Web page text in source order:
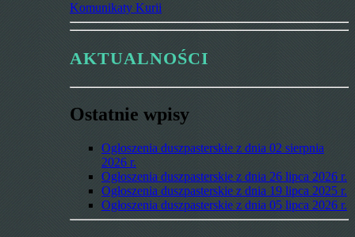
Komunikaty Kurii
AKTUALNOŚCI
Ostatnie wpisy
Ogłoszenia duszpasterskie z dnia 02 sierpnia
2026 r.
Ogłoszenia duszpasterskie z dnia 26 lipca 2026 r.
Ogłoszenia duszpasterskie z dnia 19 lipca 2025 r.
Ogłoszenia duszpasterskie z dnia 05 lipca 2026 r.